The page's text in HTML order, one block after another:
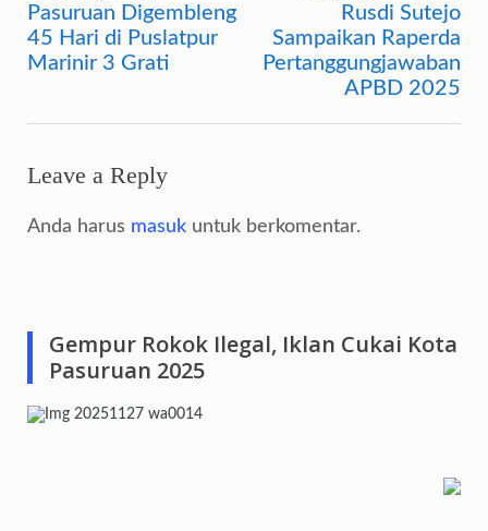
Pasuruan Digembleng
45 Hari di Puslatpur
Marinir 3 Grati
Rusdi Sutejo
Sampaikan Raperda
Pertanggungjawaban
APBD 2025
Leave a Reply
Anda harus masuk untuk berkomentar.
Gempur Rokok Ilegal, Iklan Cukai Kota
Pasuruan 2025